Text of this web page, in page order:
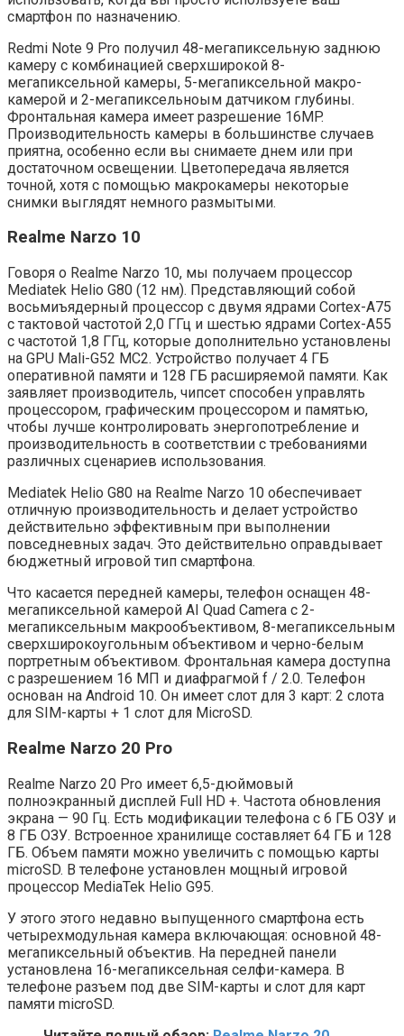
смартфон по назначению.
Redmi Note 9 Pro получил 48-мегапиксельную заднюю
камеру с комбинацией сверхширокой 8-
мегапиксельной камеры, 5-мегапиксельной макро-
камерой и 2-мегапиксельноым датчиком глубины.
Фронтальная камера имеет разрешение 16MP.
Производительность камеры в большинстве случаев
приятна, особенно если вы снимаете днем ​​или при
достаточном освещении. Цветопередача является
точной, хотя с помощью макрокамеры некоторые
снимки выглядят немного размытыми.
Realme Narzo 10
Говоря о Realme Narzo 10, мы получаем процессор
Mediatek Helio G80 (12 нм). Представляющий собой
восьмиъядерный процессор с двумя ядрами Cortex-A75
с тактовой частотой 2,0 ГГц и шестью ядрами Cortex-A55
с частотой 1,8 ГГц, которые дополнительно установлены
на GPU Mali-G52 MC2. Устройство получает 4 ГБ
оперативной памяти и 128 ГБ расширяемой памяти. Как
заявляет производитель, чипсет способен управлять
процессором, графическим процессором и памятью,
чтобы лучше контролировать энергопотребление и
производительность в соответствии с требованиями
различных сценариев использования.
Mediatek Helio G80 на Realme Narzo 10 обеспечивает
отличную производительность и делает устройство
действительно эффективным при выполнении
повседневных задач. Это действительно оправдывает
бюджетный игровой тип смартфона.
Что касается передней камеры, телефон оснащен 48-
мегапиксельной камерой AI Quad Camera с 2-
мегапиксельным макрообъективом, 8-мегапиксельным
сверхширокоугольным объективом и черно-белым
портретным объективом. Фронтальная камера доступна
с разрешением 16 МП и диафрагмой f / 2.0. Телефон
основан на Android 10. Он имеет слот для 3 карт: 2 слота
для SIM-карты + 1 слот для MicroSD.
Realme Narzo 20 Pro
Realme Narzo 20 Pro имеет 6,5-дюймовый
полноэкранный дисплей Full HD +. Частота обновления
экрана — 90 Гц. Есть модификации телефона с 6 ГБ ОЗУ и
8 ГБ ОЗУ. Встроенное хранилище составляет 64 ГБ и 128
ГБ. Объем памяти можно увеличить с помощью карты
microSD. В телефоне установлен мощный игровой
процессор MediaTek Helio G95.
У этого этого недавно выпущенного смартфона есть
четырехмодульная камера включающая: основной 48-
мегапиксельный объектив. На передней панели
установлена 16-мегапиксельная селфи-камера. В
телефоне разъем под две SIM-карты и слот для карт
памяти microSD.